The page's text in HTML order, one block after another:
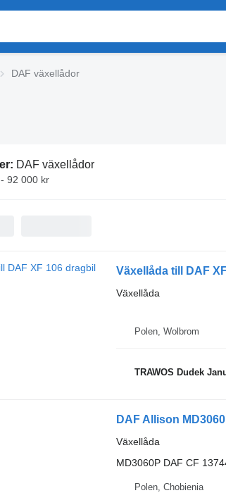
DAF växellådor
DAF växellådor
92 000 kr
Växellåda till DAF
Växellåda
Polen, Wolbrom
TRAWOS Dudek
DAF Allison
Växellåda
MD3060P DAF CF
Polen, Chobienia